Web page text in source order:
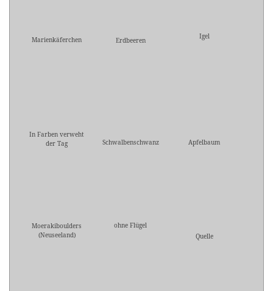
Marienkäferchen Erdbeeren Igel
In Farben verweht
der Tag
Schwalbenschwanz Apfelbaum
Moerakiboulders
(Neuseeland)
ohne Flügel
Quelle